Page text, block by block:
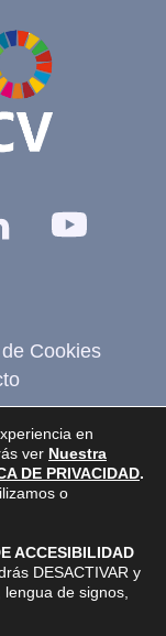
Linkedin
Cookies
entidades
de
en
ver Nuestra
DE PRIVACIDAD.
o
ACCESIBILIDAD
DESACTIVAR y
de signos,